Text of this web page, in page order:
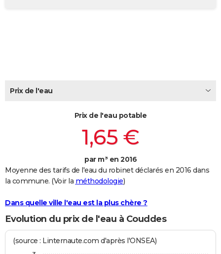
Carte de Noël
Carte Bonne année
Carte Saint-Valentin
Carte Pâques
Carte d'anniversaire
DICTIONNAIRE
FORUM
Prix de l'eau
Prix de l'eau potable
1,65 €
par m³ en 2016
Moyenne des tarifs de l'eau du robinet déclarés en 2016 dans
la commune. (Voir la méthodologie)
Dans quelle ville l'eau est la plus chère ?
Evolution du prix de l'eau à Couddes
(source : Linternaute.com d'après l'ONSEA)